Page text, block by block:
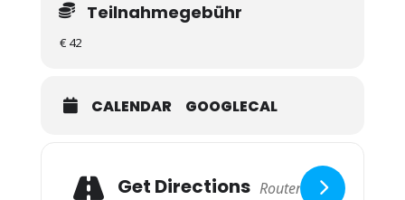
Teilnahmegebühr
€ 42
CALENDAR GOOGLECAL
Get Directions